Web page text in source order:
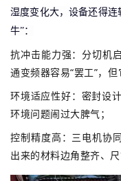
湿度变化大，设备还得
牛”：
抗冲击能力强：分切机
通变频器容易“罢工”，
环境适应性好：密封设
环境问题闹过大脾气 ；
控制精度高：三电机协
出来的材料边角整齐、尺